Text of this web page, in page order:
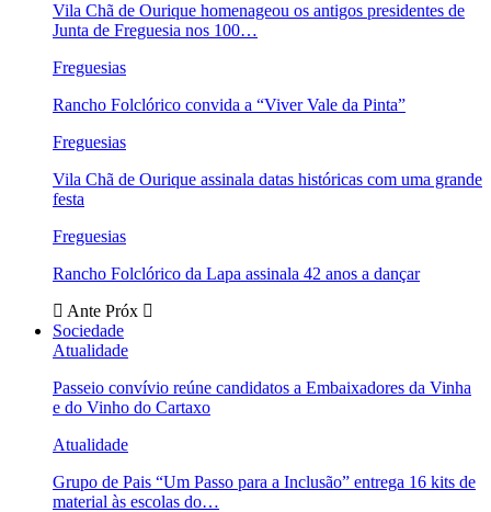
Vila Chã de Ourique homenageou os antigos presidentes de
Junta de Freguesia nos 100…
Freguesias
Rancho Folclórico convida a “Viver Vale da Pinta”
Freguesias
Vila Chã de Ourique assinala datas históricas com uma grande
festa
Freguesias
Rancho Folclórico da Lapa assinala 42 anos a dançar
Ante Próx
Sociedade
Atualidade
Passeio convívio reúne candidatos a Embaixadores da Vinha
e do Vinho do Cartaxo
Atualidade
Grupo de Pais “Um Passo para a Inclusão” entrega 16 kits de
material às escolas do…